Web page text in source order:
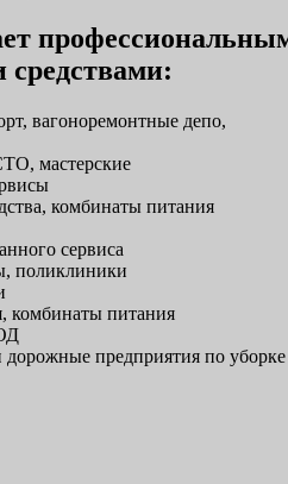
вагоноремонтные депо,
мастерские
комбинаты питания
сервиса
поликлиники
комбинаты питания
предприятия по уборке